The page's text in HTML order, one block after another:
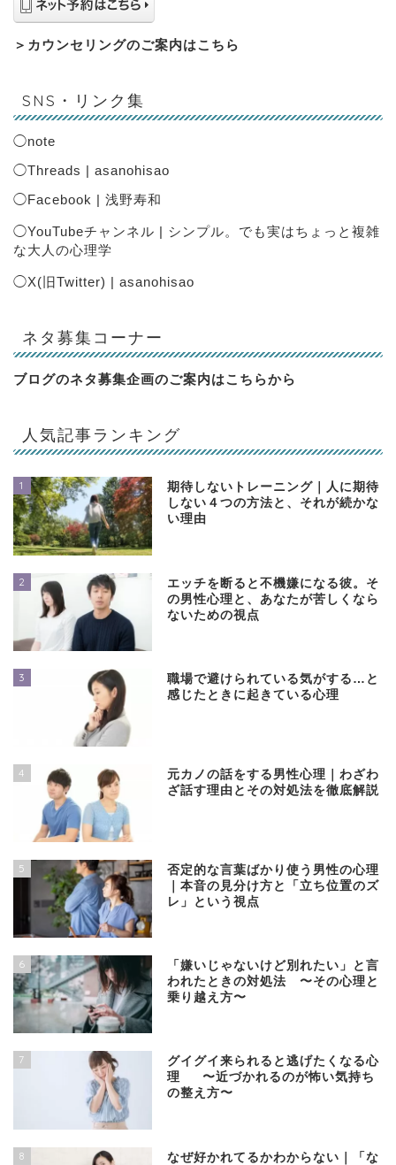
＞ カウンセリングのご案内はこちら
SNS・リンク集
◯note
◯Threads | asanohisao
◯Facebook | 浅野寿和
◯YouTubeチャンネル | シンプル。でも実はちょっと複雑
な大人の心理学
◯X(旧Twitter) | asanohisao
ネタ募集コーナー
ブログのネタ募集企画のご案内はこちらから
人気記事ランキング
1
期待しないトレーニング｜人に期待
しない４つの方法と、それが続かな
い理由
2
エッチを断ると不機嫌になる彼。そ
の男性心理と、あなたが苦しくなら
ないための視点
3
職場で避けられている気がする…と
感じたときに起きている心理
4
元カノの話をする男性心理｜わざわ
ざ話す理由とその対処法を徹底解説
5
否定的な言葉ばかり使う男性の心理
｜本音の見分け方と「立ち位置のズ
レ」という視点
6
「嫌いじゃないけど別れたい」と言
われたときの対処法 〜その心理と
乗り越え方〜
7
グイグイ来られると逃げたくなる心
理 〜近づかれるのが怖い気持ち
の整え方〜
8
なぜ好かれてるかわからない｜「な